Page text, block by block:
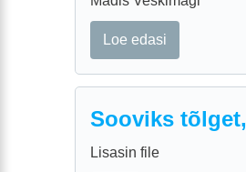
Loe edasi
Sooviks tõlget,
Lisasin file